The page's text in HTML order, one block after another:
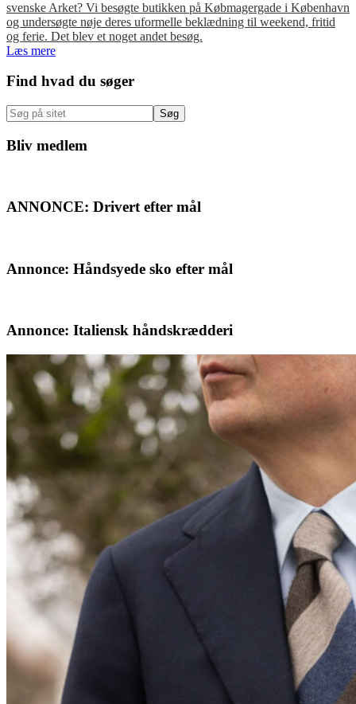
svenske Arket? Vi besøgte butikken på Købmagergade i København
og undersøgte nøje deres uformelle beklædning til weekend, fritid
og ferie. Det blev et noget andet besøg.
Læs mere
Primær
Sidebar
Find hvad du søger
Søg
på
sitet
Bliv medlem
ANNONCE: Drivert efter mål
Annonce: Håndsyede sko efter mål
Annonce: Italiensk håndskrædderi